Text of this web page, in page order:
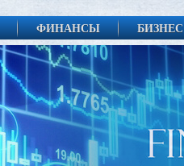
ФИНАНСЫ БИЗНЕС